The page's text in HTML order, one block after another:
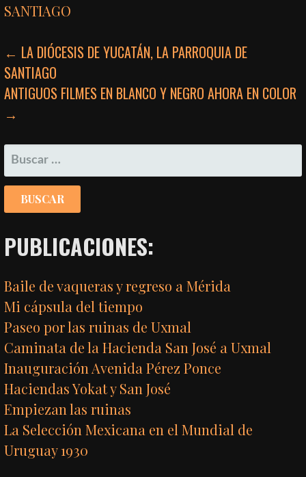
SANTIAGO
NAVEGACIÓN
DE
ENTRADAS
← LA DIÓCESIS DE YUCATÁN, LA PARROQUIA DE
SANTIAGO
ANTIGUOS FILMES EN BLANCO Y NEGRO AHORA EN COLOR
→
BUSCAR:
PUBLICACIONES:
Baile de vaqueras y regreso a Mérida
Mi cápsula del tiempo
Paseo por las ruinas de Uxmal
Caminata de la Hacienda San José a Uxmal
Inauguración Avenida Pérez Ponce
Haciendas Yokat y San José
Empiezan las ruinas
La Selección Mexicana en el Mundial de
Uruguay 1930